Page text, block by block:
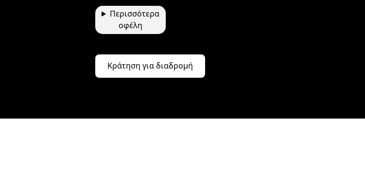
Περισσότερα
οφέλη
Κράτηση για διαδρομή